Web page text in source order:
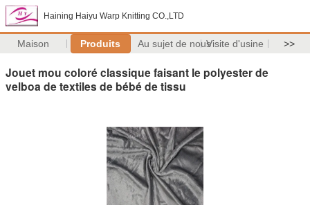
Haining Haiyu Warp Knitting CO.,LTD
Maison Produits Au sujet de nousVisite d'usine >>
Jouet mou coloré classique faisant le polyester de
velboa de textiles de bébé de tissu